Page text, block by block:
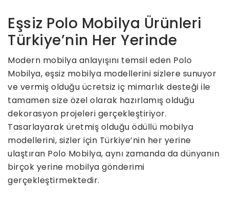
Eşsiz Polo Mobilya Ürünleri
Türkiye’nin Her Yerinde
Modern mobilya anlayışını temsil eden Polo
Mobilya, eşsiz mobilya modellerini sizlere sunuyor
ve vermiş olduğu ücretsiz iç mimarlık desteği ile
tamamen size özel olarak hazırlamış olduğu
dekorasyon projeleri gerçekleştiriyor.
Tasarlayarak üretmiş olduğu ödüllü mobilya
modellerini, sizler için Türkiye’nin her yerine
ulaştıran Polo Mobilya, aynı zamanda da dünyanın
birçok yerine mobilya gönderimi
gerçekleştirmektedir.